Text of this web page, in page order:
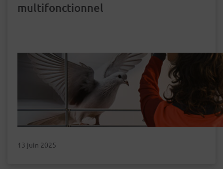
multifonctionnel
13 juin 2025